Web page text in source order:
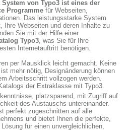
System von Typo3 ist eines der
Programme für Webseiten,
Das leistungsstarke System
Ihre Webseiten und deren Inhalte zu
Sie mit der Hilfe einer
Typo3, was Sie für Ihre
Internetauftritt benötigen.
per Mausklick leicht gemacht. Keine
mehr nötig, Designänderung können
Arbeitsschritt vollzogen werden.
der Extraklasse mit Typo3.
platzsparend, mit Zugriff auf
des Austauschs untereinander.
perfekt zugeschnitten auf alle
und bietet Ihnen die perfekte,
für einen unvergleichlichen,